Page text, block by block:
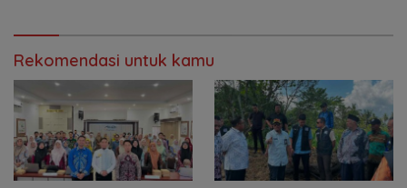
Rekomendasi untuk kamu